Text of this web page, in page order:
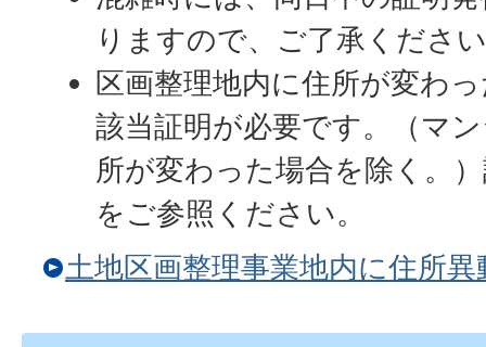
りますので、ご了承くださ
区画整理地内に住所が変わ
該当証明が必要です。（マ
所が変わった場合を除く。
をご参照ください。
土地区画整理事業地内に住所